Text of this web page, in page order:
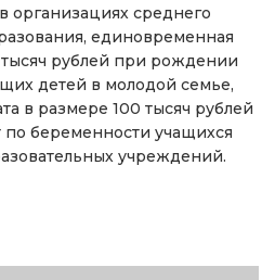
организациях среднего
единовременная
рублей при рождении
детей в молодой семье,
в размере 100 тысяч рублей
по беременности учащихся
учреждений.